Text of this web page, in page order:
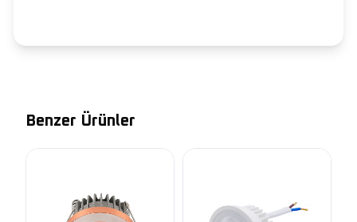
Benzer Ürünler